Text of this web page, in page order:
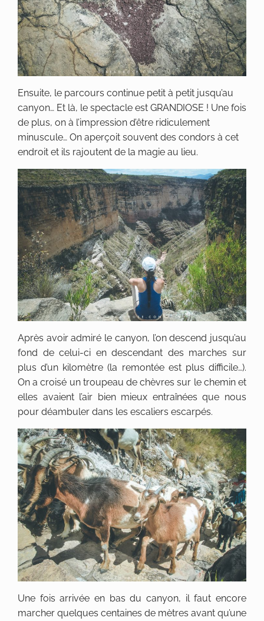
Ensuite, le parcours continue petit à petit jusqu’au
canyon… Et là, le spectacle est GRANDIOSE ! Une fois
de plus, on à l’impression d’être ridiculement
minuscule… On aperçoit souvent des condors à cet
endroit et ils rajoutent de la magie au lieu.
Après avoir admiré le canyon, l’on descend jusqu’au
fond de celui-ci en descendant des marches sur
plus d’un kilomètre (la remontée est plus difficile…).
On a croisé un troupeau de chèvres sur le chemin et
elles avaient l’air bien mieux entraînées que nous
pour déambuler dans les escaliers escarpés.
Une fois arrivée en bas du canyon, il faut encore
marcher quelques centaines de mètres avant qu’une